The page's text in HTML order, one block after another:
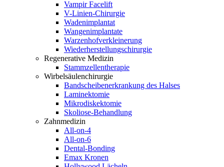
Vampir Facelift
V-Linien-Chirurgie
Wadenimplantat
Wangenimplantate
Warzenhofverkleinerung
Wiederherstellungschirurgie
Regenerative Medizin
Stammzellentherapie
Wirbelsäulenchirurgie
Bandscheibenerkrankung des Halses
Laminektomie
Mikrodiskektomie
Skoliose-Behandlung
Zahnmedizin
All-on-4
All-on-6
Dental-Bonding
Emax Kronen